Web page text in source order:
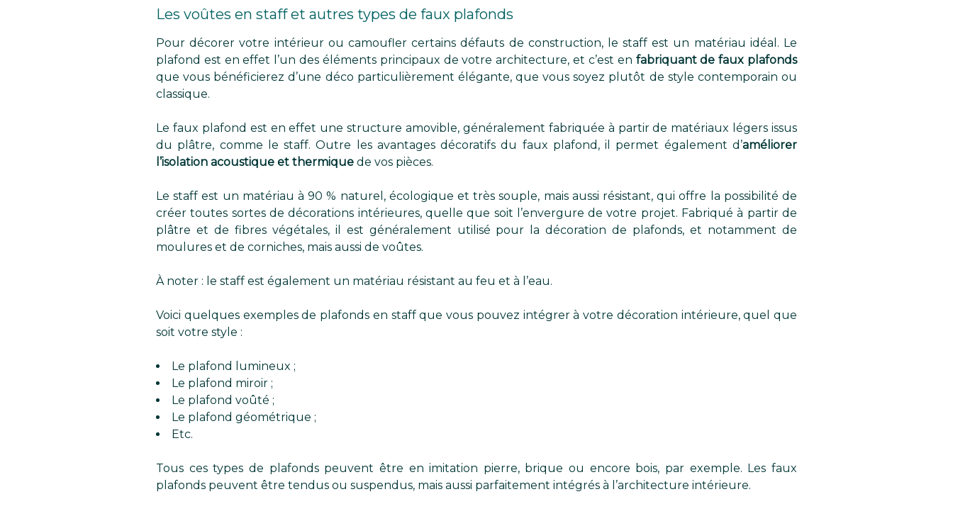
Les voûtes en staff et autres types de faux plafonds
Pour décorer votre intérieur ou camoufler certains défauts de construction, le staff est un matériau idéal. Le
plafond est en effet l’un des éléments principaux de votre architecture, et c’est en fabriquant de faux plafonds
que vous bénéficierez d’une déco particulièrement élégante, que vous soyez plutôt de style contemporain ou
classique.
Le faux plafond est en effet une structure amovible, généralement fabriquée à partir de matériaux légers issus
du plâtre, comme le staff. Outre les avantages décoratifs du faux plafond, il permet également d’améliorer
l’isolation acoustique et thermique de vos pièces.
Le staff est un matériau à 90 % naturel, écologique et très souple, mais aussi résistant, qui offre la possibilité de
créer toutes sortes de décorations intérieures, quelle que soit l’envergure de votre projet. Fabriqué à partir de
plâtre et de fibres végétales, il est généralement utilisé pour la décoration de plafonds, et notamment de
moulures et de corniches, mais aussi de voûtes.
À noter : le staff est également un matériau résistant au feu et à l’eau.
Voici quelques exemples de plafonds en staff que vous pouvez intégrer à votre décoration intérieure, quel que
soit votre style :
Le plafond lumineux ;
Le plafond miroir ;
Le plafond voûté ;
Le plafond géométrique ;
Etc.
Tous ces types de plafonds peuvent être en imitation pierre, brique ou encore bois, par exemple. Les faux
plafonds peuvent être tendus ou suspendus, mais aussi parfaitement intégrés à l’architecture intérieure.